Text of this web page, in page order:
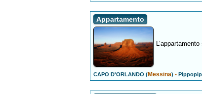
Appartamento
CAPO D'ORLANDO (Messina) -